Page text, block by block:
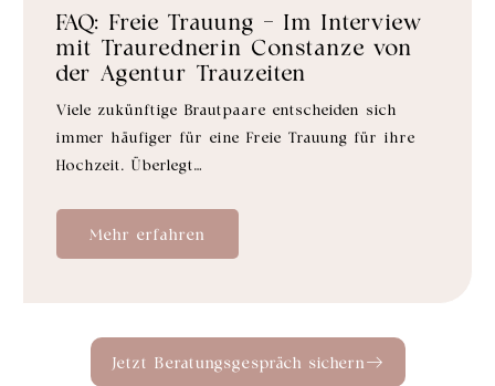
FAQ: Freie Trauung – Im Interview
mit Traurednerin Constanze von
der Agentur Trauzeiten
Viele zukünftige Brautpaare entscheiden sich
immer häufiger für eine Freie Trauung für ihre
Hochzeit. Überlegt…
Mehr erfahren
Jetzt Beratungsgespräch sichern